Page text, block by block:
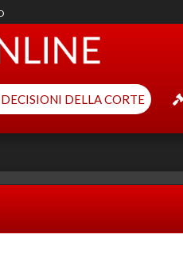
DECISIONI DELLA CORTE